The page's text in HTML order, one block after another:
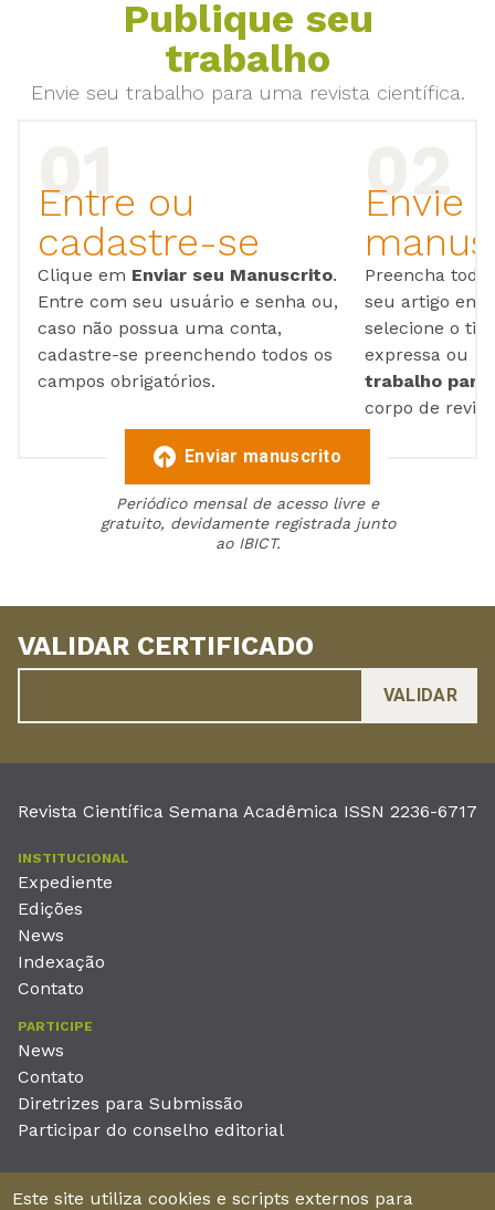
Publique seu
trabalho
Envie seu trabalho para uma revista científica.
Entre ou
cadastre-se
Clique em Enviar seu Manuscrito.
Entre com seu usuário e senha ou,
caso não possua uma conta,
cadastre-se preenchendo todos os
campos obrigatórios.
Envie
Preencha
seu artigo em
selecione o
expressa ou
trabalho para
corpo de
Enviar manuscrito
Periódico mensal de acesso livre e
gratuito, devidamente registrada junto
ao IBICT.
VALIDAR CERTIFICADO
Revista Científica Semana Acadêmica ISSN 2236-6717
INSTITUCIONAL
Expediente
Edições
News
Indexação
Contato
PARTICIPE
News
Contato
Diretrizes para Submissão
Participar do conselho editorial
Unieducar Inteligência Educacional Ltda
Este site utiliza cookies e scripts externos para